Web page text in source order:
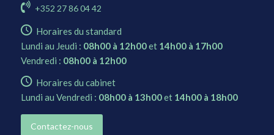
+352 27 86 04 42
Horaires du standard
Lundi au Jeudi : 08h00 à 12h00et 14h00 à 17h00
Vendredi : 08h00 à 12h00
Horaires du cabinet
Lundi au Vendredi : 08h00 à 13h00et 14h00 à 18h00
Contactez-nous